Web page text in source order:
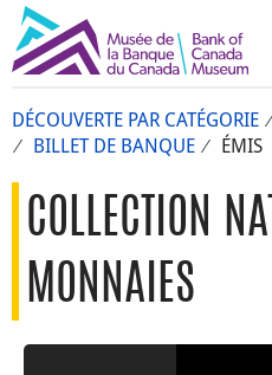
DÉCOUVERTE PAR CATÉGORIE
BILLET DE BANQUE
ÉMIS
COLLECTION
MONNAIES